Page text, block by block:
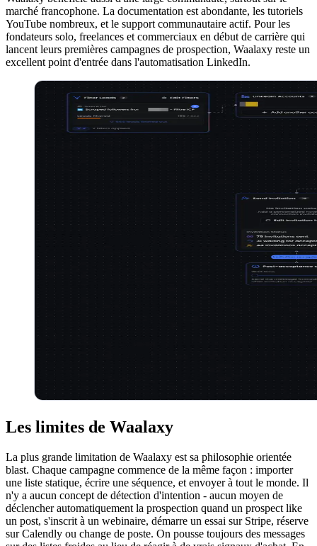
marché francophone. La documentation est abondante, les tutoriels
YouTube nombreux, et le support communautaire actif. Pour les
fondateurs solo, freelances et commerciaux en début de carrière qui
lancent leurs premières campagnes de prospection, Waalaxy reste un
excellent point d'entrée dans l'automatisation LinkedIn.
Les limites de Waalaxy
La plus grande limitation de Waalaxy est sa philosophie orientée
blast. Chaque campagne commence de la même façon : importer
une liste statique, écrire une séquence, et envoyer à tout le monde. Il
n'y a aucun concept de détection d'intention - aucun moyen de
déclencher automatiquement la prospection quand un prospect like
un post, s'inscrit à un webinaire, démarre un essai sur Stripe, réserve
sur Calendly ou change de poste. On pousse toujours des messages